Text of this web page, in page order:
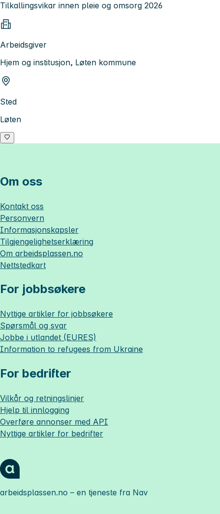
Tilkallingsvikar innen pleie og omsorg 2026
Arbeidsgiver
Hjem og institusjon, Løten kommune
Sted
Løten
Om oss
Kontakt oss
Personvern
Informasjonskapsler
Tilgjengelighetserklæring
Om arbeidsplassen.no
Nettstedkart
For jobbsøkere
Nyttige artikler for jobbsøkere
Spørsmål og svar
Jobbe i utlandet (EURES)
Information to refugees from Ukraine
For bedrifter
Vilkår og retningslinjer
Hjelp til innlogging
Overføre annonser med API
Nyttige artikler for bedrifter
arbeidsplassen.no – en tjeneste fra Nav